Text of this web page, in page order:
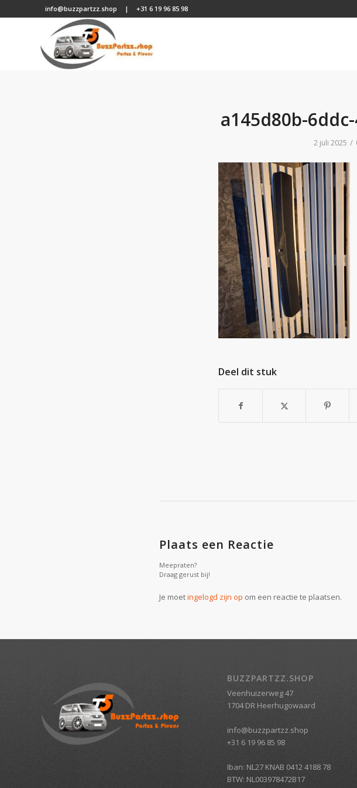
info@buzzpartzz.shop | +31 6 19 96 85 98
a145d80b-
2 juli 2025 /
Deel dit stuk
Plaats een Reactie
Meepraten?
Draag gerust bij!
Je moetingelogd zijn op om een reactie te plaatsen.
BUZZPARTZZ.SHOP
Veenhuizerweg 47
1704 DR Heerhugowaard
info@buzzpartzz.shop
+31 6 19 96 85 98
Iban: NL27 KNAB 0412 4188 78
BTW: NL003978472B17